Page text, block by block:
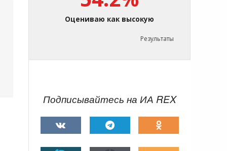
Оцениваю как высокую
Результаты
Подписывайтесь на ИА REX